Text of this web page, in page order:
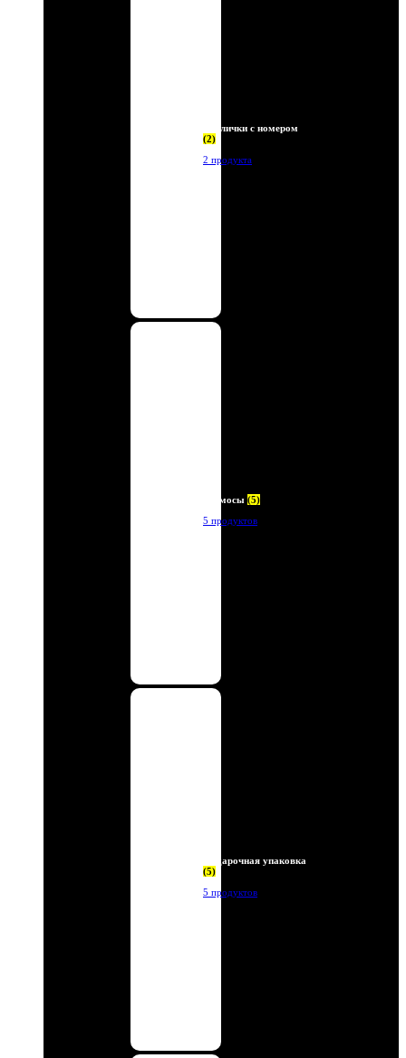
Таблички с номером
(2)
2 продукта
Термосы (5)
5 продуктов
Подарочная упаковка
(5)
5 продуктов